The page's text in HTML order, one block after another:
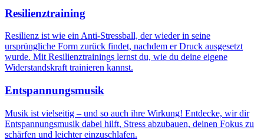
Resilienztraining
Resilienz ist wie ein Anti-Stressball, der wieder in seine
ursprüngliche Form zurück findet, nachdem er Druck ausgesetzt
wurde. Mit Resilienztrainings lernst du, wie du deine eigene
Widerstandskraft trainieren kannst.
Entspannungsmusik
Musik ist vielseitig – und so auch ihre Wirkung! Entdecke, wir dir
Entspannungsmusik dabei hilft, Stress abzubauen, deinen Fokus zu
schärfen und leichter einzuschlafen.